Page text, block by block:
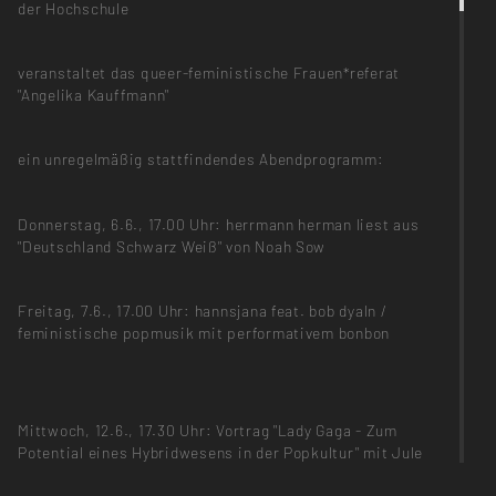
der Hochschule
veranstaltet das queer-feministische Frauen*referat
"Angelika Kauffmann"
ein unregelmäßig stattfindendes Abendprogramm:
Donnerstag, 6.6., 17.00 Uhr: herrmann herman liest aus
"Deutschland Schwarz Weiß" von Noah Sow
Freitag, 7.6., 17.00 Uhr: hannsjana feat. bob dyaln /
feministische popmusik mit performativem bonbon
Mittwoch, 12.6., 17.30 Uhr: Vortrag "Lady Gaga - Zum
Potential eines Hybridwesens in der Popkultur" mit Jule